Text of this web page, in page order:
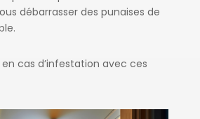
débarrasser des punaises de
cas d’infestation avec ces